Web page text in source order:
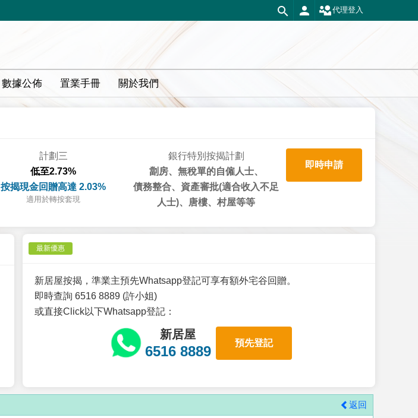
代理登入
數據公佈 置業手冊 關於我們
計劃三
低至2.73%
按揭現金回贈高達 2.03%
適用於轉按套現
銀行特別按揭計劃
劏房、無稅單的自僱人士、
債務整合、資產審批(適合收入不足
人士)、唐樓、村屋等等
即時申請
最新優惠
新居屋按揭，準業主預先Whatsapp登記可享有額外宅谷回贈。
即時查詢 6516 8889 (許小姐)
或直接Click以下Whatsapp登記：
新居屋
6516 8889
預先登記
返回